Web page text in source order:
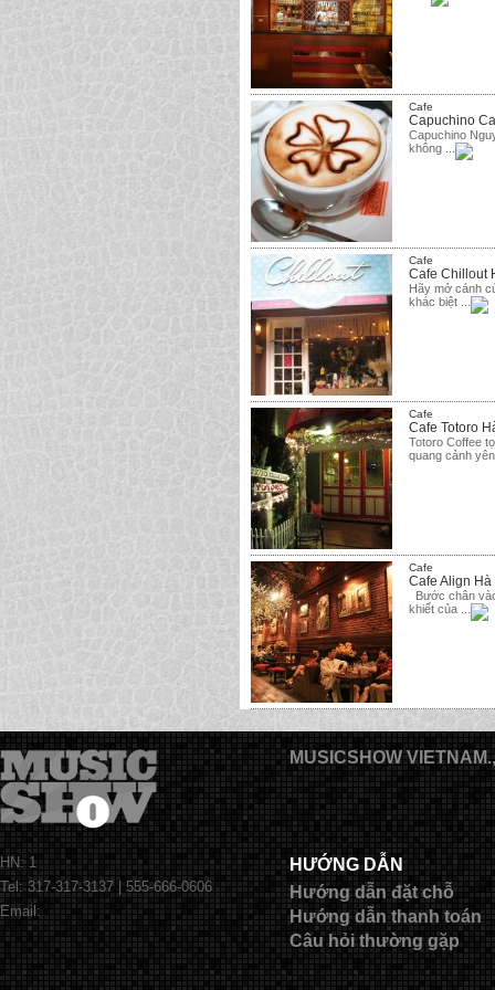
Cafe
Capuchino
Capuchino
không ...
Cafe
Cafe Chillout
Hãy mở cánh
khác biệt ...
Cafe
Cafe Totoro
Totoro Coffee
quang cảnh
Cafe
Cafe Align Hà
Bước chân
khiết của ...
HN: 1
Tel: 317-317-3137 | 555-666-0606
Email:
MUSICSHOW VIETNAM.,
HƯỚNG DẪN
Hướng dẫn đặt chỗ
Hướng dẫn thanh toán
Câu hỏi thường gặp